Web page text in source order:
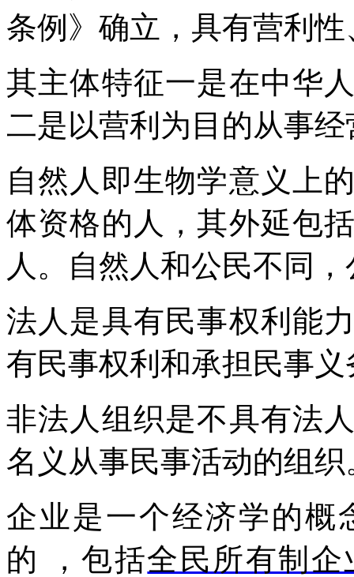
条例》确立，具有营利
其主体特征一是在中华
二是以营利为目的从事
自然人即生物学意义上
体资格的人，其外延包
人。自然人和公民不同
法人是具有民事权利能
有民事权利和承担民事
非法人组织是不具有法
名义从事民事活动的组织
企业是一个经济学的概
的 ，包括全民所有制企